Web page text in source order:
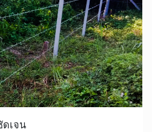
เจน